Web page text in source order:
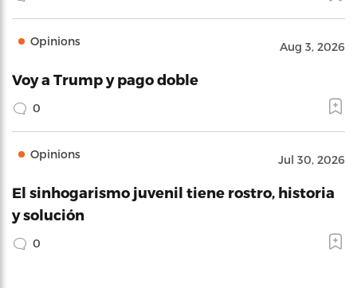
Opinions Aug 3, 2026
Voy a Trump y pago doble
0
Opinions Jul 30, 2026
El sinhogarismo juvenil tiene rostro, historia
y solución
0